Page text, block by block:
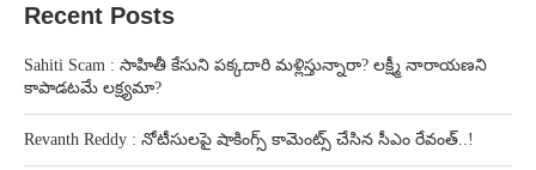
Recent Posts
Sahiti Scam : సాహితీ కేసుని పక్కదారి మళ్లిస్తున్నారా? లక్ష్మీ నారాయణని
కాపాడటమే లక్ష్యమా?
Revanth Reddy : నోటీసులపై షాకింగ్స్ కామెంట్స్ చేసిన సీఎం రేవంత్..!